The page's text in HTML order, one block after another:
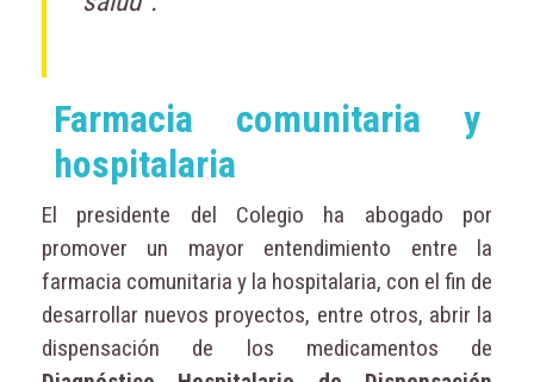
Farmacia comunitaria y
hospitalaria
El presidente del Colegio ha abogado por
promover un mayor entendimiento entre la
farmacia comunitaria y la hospitalaria, con el fin de
desarrollar nuevos proyectos, entre otros, abrir la
dispensación de los medicamentos de